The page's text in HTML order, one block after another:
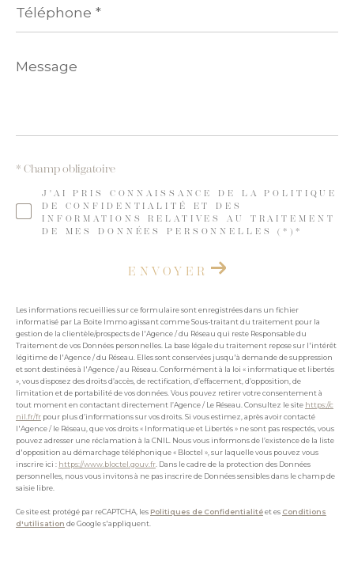
*
Message
*
J'AI PRIS CONNAISSANCE DE LA POLITIQUE
DE CONFIDENTIALITÉ ET DES
INFORMATIONS RELATIVES AU TRAITEMENT
DE MES DONNÉES PERSONNELLES (*)*
* Champ obligatoire
ENVOYER
Les informations recueillies sur ce formulaire sont enregistrées dans un fichier
informatisé par La Boite Immo agissant comme Sous-traitant du traitement pour la
gestion de la clientèle/prospects de l'Agence / du Réseau qui reste Responsable du
Traitement de vos Données personnelles. La base légale du traitement repose sur l'intérêt
légitime de l'Agence / du Réseau. Elles sont conservées jusqu'à demande de suppression
et sont destinées à l'Agence / au Réseau. Conformément à la loi « informatique et libertés
», vous disposez des droits d’accès, de rectification, d’effacement, d’opposition, de
limitation et de portabilité de vos données. Vous pouvez retirer votre consentement à
tout moment en contactant directement l’Agence / Le Réseau. Consultez le site https://c
nil.fr/fr pour plus d’informations sur vos droits. Si vous estimez, après avoir contacté
l'Agence / le Réseau, que vos droits « Informatique et Libertés » ne sont pas respectés, vous
pouvez adresser une réclamation à la CNIL. Nous vous informons de l’existence de la liste
d'opposition au démarchage téléphonique « Bloctel », sur laquelle vous pouvez vous
inscrire ici : https://www.bloctel.gouv.fr . Dans le cadre de la protection des Données
personnelles, nous vous invitons à ne pas inscrire de Données sensibles dans le champ de
saisie libre.
Ce site est protégé par reCAPTCHA, les Politiques de Confidentialitéet es Conditions
d'utilisation de Google s'appliquent.